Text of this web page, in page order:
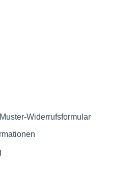
Widerrufsformular